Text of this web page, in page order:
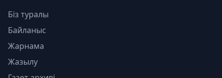
Біз туралы
Байланыс
Жарнама
Жазылу